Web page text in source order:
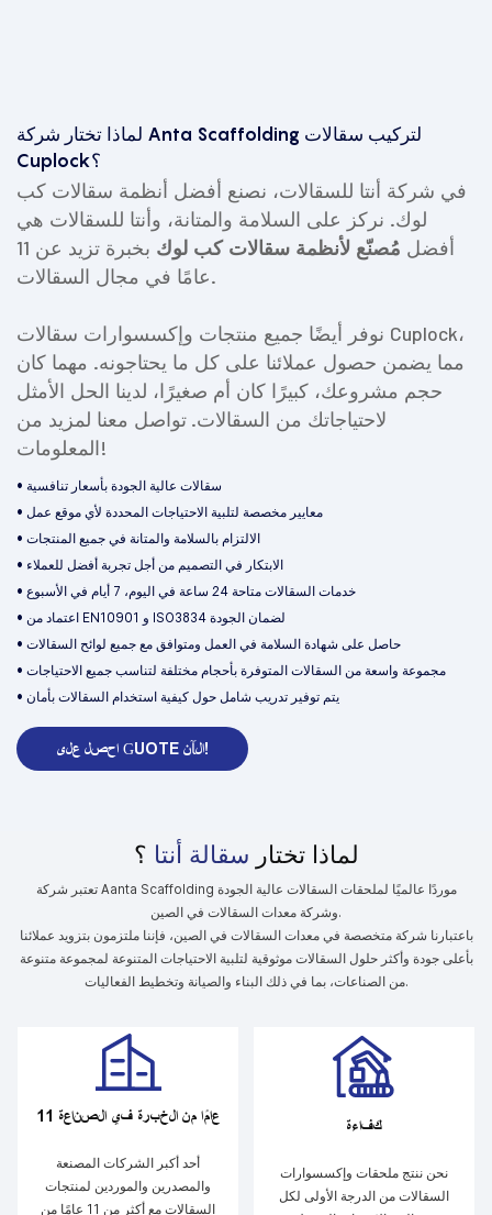
لماذا تختار شركة Anta Scaffolding لتركيب سقالات
Cuplock؟
في شركة أنتا للسقالات، نصنع أفضل أنظمة سقالات كب
لوك. نركز على السلامة والمتانة، وأنتا للسقالات هي
أفضل مُصنّع لأنظمة سقالات كب لوك
بخبرة تزيد عن 11
عامًا في مجال السقالات.
نوفر أيضًا جميع منتجات وإكسسوارات سقالات Cuplock،
مما يضمن حصول عملائنا على كل ما يحتاجونه. مهما كان
حجم مشروعك، كبيرًا كان أم صغيرًا، لدينا الحل الأمثل
لاحتياجاتك من السقالات. تواصل معنا لمزيد من
المعلومات!
• سقالات عالية الجودة بأسعار تنافسية
• معايير مخصصة لتلبية الاحتياجات المحددة لأي موقع عمل
• الالتزام بالسلامة والمتانة في جميع المنتجات
• الابتكار في التصميم من أجل تجربة أفضل للعملاء
• خدمات السقالات متاحة 24 ساعة في اليوم، 7 أيام في الأسبوع
• اعتماد من EN10901 و ISO3834 لضمان الجودة
• حاصل على شهادة السلامة في العمل ومتوافق مع جميع لوائح السقالات
• مجموعة واسعة من السقالات المتوفرة بأحجام مختلفة لتناسب جميع الاحتياجات
• يتم توفير تدريب شامل حول كيفية استخدام السقالات بأمان
احصل على GUOTE الآن!
لماذا تختار سقالة أنتا ؟
تعتبر شركة Aanta Scaffolding موردًا عالميًا لملحقات السقالات عالية الجودة
وشركة معدات السقالات في الصين.
باعتبارنا شركة متخصصة في معدات السقالات في الصين، فإننا ملتزمون بتزويد عملائنا
بأعلى جودة وأكثر حلول السقالات موثوقية لتلبية الاحتياجات المتنوعة لمجموعة متنوعة
من الصناعات، بما في ذلك البناء والصيانة وتخطيط الفعاليات.
11 عامًا من الخبرة في الصناعة
أحد أكبر الشركات المصنعة
والمصدرين والموردين لمنتجات
السقالات مع أكثر من 11 عامًا من
كفاءة
نحن ننتج ملحقات وإكسسوارات
السقالات من الدرجة الأولى لكل